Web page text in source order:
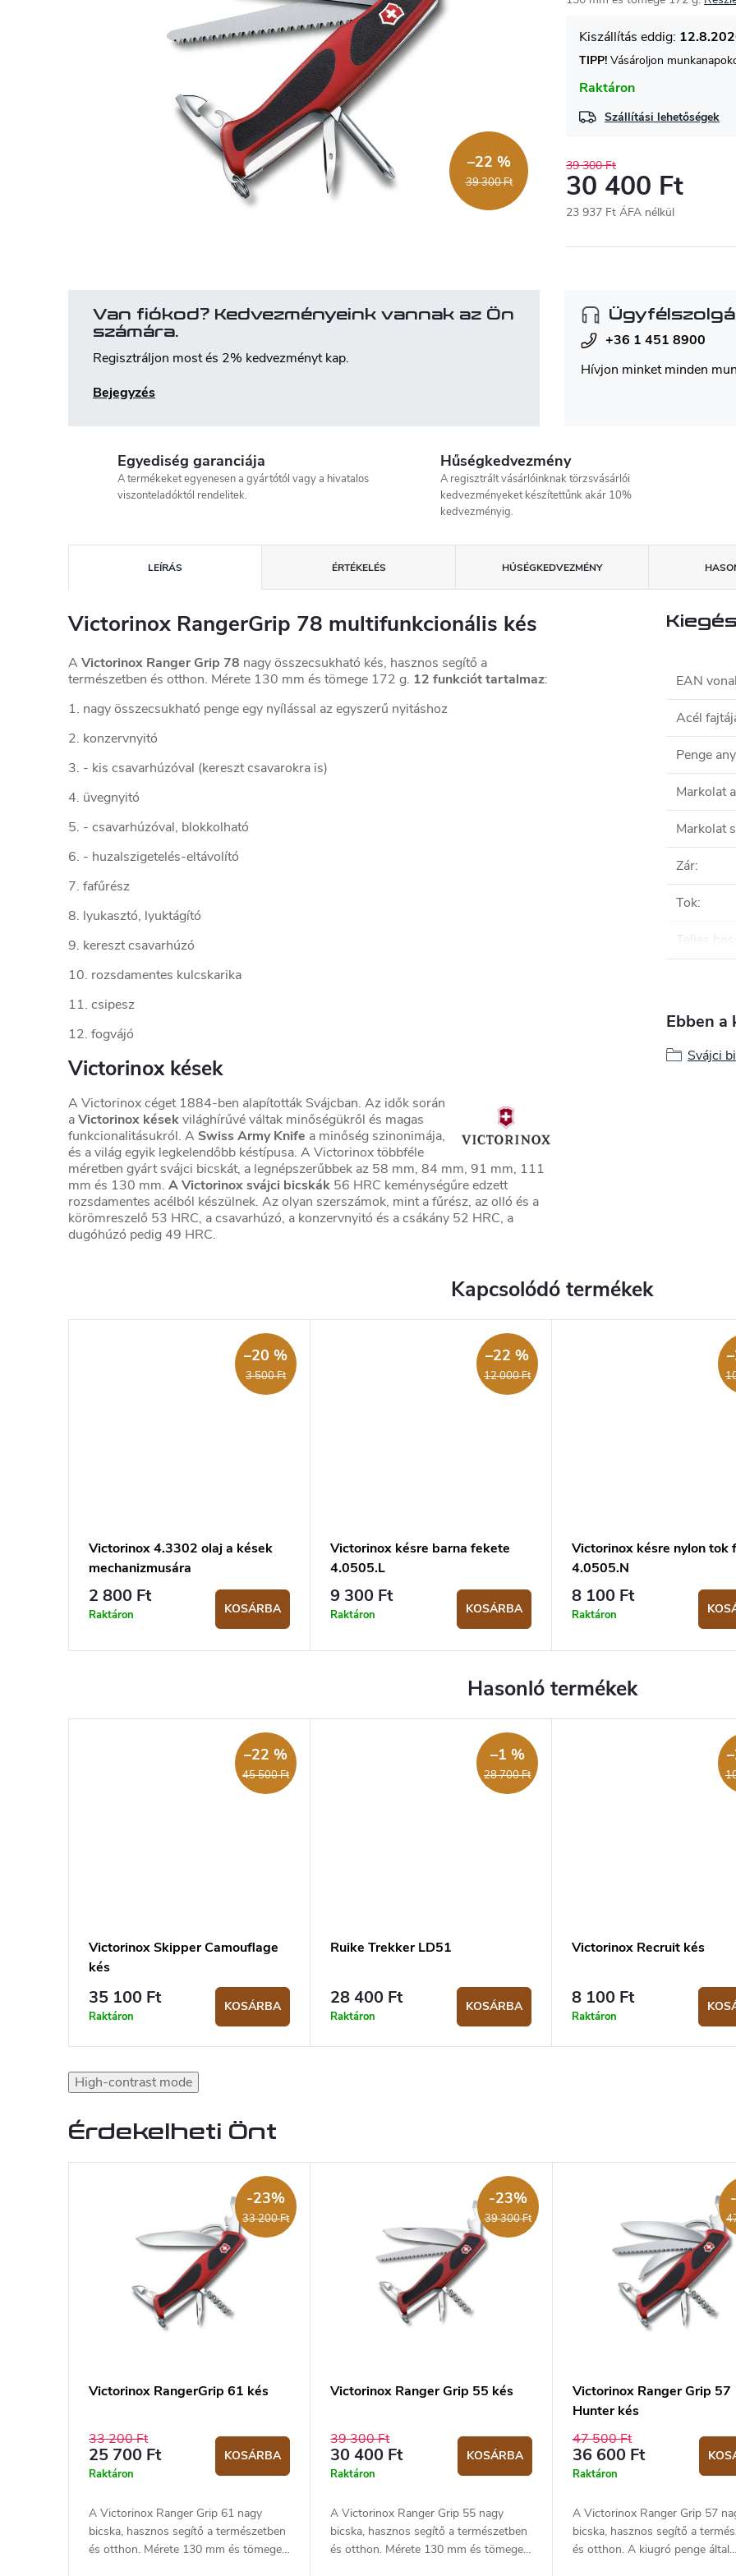
39 300 Ft
–22 %
Raktáron
TIPP! Vásároljon
Szállítási lehetőségek
39 300 Ft
30 400 Ft
23 937 Ft ÁFA nélkül
Van fiókod? Kedvezményeink vannak az Ön
számára.
Regisztráljon most és 2% kedvezményt kap.
Bejegyzés
+36 1 451 8900
Hívjon minket minden
Egyediség garanciája
A termékeket egyenesen a gyártótól vagy a hivatalos
viszonteladóktól rendelitek.
Hűségkedvezmény
A regisztrált vásárlóinknak törzsvásárlói
kedvezményeket készítettűnk akár 10%
kedvezményig.
LEÍRÁS ÉRTÉKELÉS HŰSÉGKEDVEZMÉNY
Victorinox RangerGrip 78 multifunkcionális kés
A Victorinox Ranger Grip 78 nagy összecsukható kés, hasznos segítő a
természetben és otthon. Mérete 130 mm és tömege 172 g. 12 funkciót tartalmaz:
1. nagy összecsukható penge egy nyílással az egyszerű nyitáshoz
2. konzervnyitó
3. - kis csavarhúzóval (kereszt csavarokra is)
4. üvegnyitó
5. - csavarhúzóval, blokkolható
6. - huzalszigetelés-eltávolító
7. fafűrész
8. lyukasztó, lyuktágító
9. kereszt csavarhúzó
10. rozsdamentes kulcskarika
11. csipesz
12. fogvájó
Victorinox kések
A Victorinox céget 1884-ben alapították Svájcban. Az idők során
aVictorinox késekvilághírűvé váltak minőségükről és magas
funkcionalitásukról. A Swiss Army Knife a minőség szinonimája,
és a világ egyik legkelendőbb késtípusa. A Victorinox többféle
méretben gyárt svájci bicskát, a legnépszerűbbek az 58 mm, 84 mm, 91 mm, 111
mm és 130 mm. A Victorinox svájci bicskák 56 HRC keménységűre edzett
rozsdamentes acélból készülnek. Az olyan szerszámok, mint a fűrész, az olló és a
körömreszelő 53 HRC, a csavarhúzó, a konzervnyitó és a csákány 52 HRC, a
dugóhúzó pedig 49 HRC.
EAN
Acél
Penge
Markolat
Markolat
Zár:
Tok:
Teljes
Ebben a
Svájci
Kapcsolódó termékek
3 500 Ft
–20 %
Victorinox 4.3302 olaj a kések
mechanizmusára
2 800 Ft
Raktáron KOSÁRBA
12 000 Ft
–22 %
Victorinox késre barna fekete
4.0505.L
9 300 Ft
Raktáron KOSÁRBA
Victorinox késre nylon tok
4.0505.N
8 100 Ft
Raktáron
45 500 Ft
–22 %
Victorinox Skipper Camouflage
kés
35 100 Ft
Raktáron
KOSÁRBA
28 700 Ft
–1 %
Ruike Trekker LD51
28 400 Ft
Raktáron
KOSÁRBA
Victorinox Recruit kés
8 100 Ft
Raktáron
High-contrast mode
Érdekelheti Önt
33 200 Ft
-23%
Victorinox RangerGrip 61 kés
33 200 Ft
25 700 Ft
Raktáron
KOSÁRBA
A Victorinox Ranger Grip 61 nagy
bicska, hasznos segítő a természetben
és otthon. Mérete 130 mm és tömege
39 300 Ft
-23%
Victorinox Ranger Grip 55 kés
39 300 Ft
30 400 Ft
Raktáron
KOSÁRBA
A Victorinox Ranger Grip 55 nagy
bicska, hasznos segítő a természetben
és otthon. Mérete 130 mm és tömege
Victorinox Ranger Grip 57
Hunter kés
47 500 Ft
36 600 Ft
Raktáron
A Victorinox Ranger Grip 57
bicska, hasznos segítő a
és otthon. A kiugró penge által